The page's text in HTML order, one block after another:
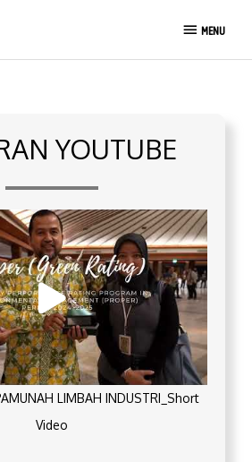
MENU
MENU
YOUTUBE
LIMBAH INDUSTRI_Short
Video